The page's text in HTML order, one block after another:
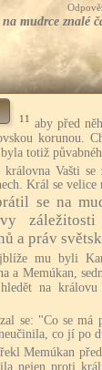
mudrce znalé
11 aby před
korunou.
totiž
královna Vašti
Král se
se na
a práv
mu byli
a Memúkan,
na
se: "Co se má
co jí po
Memúkan
nejen proti